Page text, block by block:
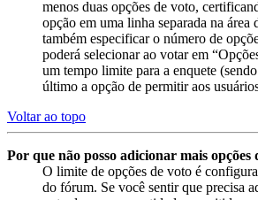
menos duas opções de voto,
opção em uma linha separada na área
também especificar o número de
poderá selecionar ao votar em
um tempo limite para a enquete
último a opção de permitir aos
Voltar ao topo
Por que não posso adicionar mais opções
O limite de opções de voto é
do fórum. Se você sentir que precisa